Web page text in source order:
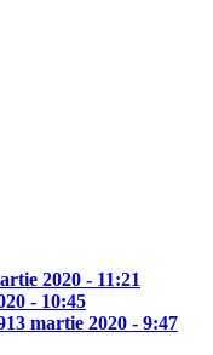
2020 - 11:21
- 10:45
13 martie 2020 - 9:47